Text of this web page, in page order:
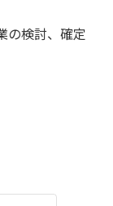
の検討、確定